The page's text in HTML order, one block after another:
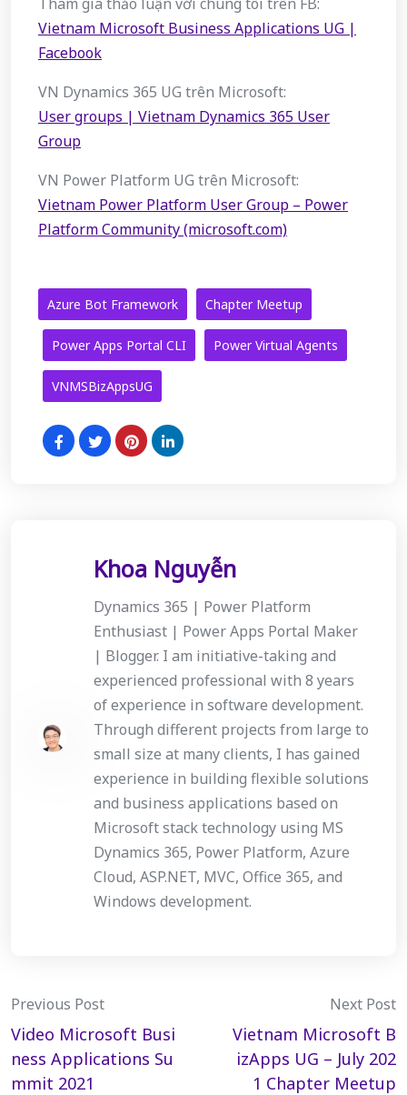
Vietnam Microsoft Business Applications UG |
Facebook
VN Dynamics 365 UG trên Microsoft:
User groups | Vietnam Dynamics 365 User
Group
VN Power Platform UG trên Microsoft:
Vietnam Power Platform User Group – Power
Platform Community (microsoft.com)
Azure Bot Framework Chapter Meetup
Power Apps Portal CLI Power Virtual Agents
VNMSBizAppsUG
Khoa Nguyễn
Dynamics 365 | Power Platform
Enthusiast | Power Apps Portal Maker
| Blogger. I am initiative-taking and
experienced professional with 8 years
of experience in software development.
Through different projects from large to
small size at many clients, I has gained
experience in building flexible solutions
and business applications based on
Microsoft stack technology using MS
Dynamics 365, Power Platform, Azure
Cloud, ASP.NET, MVC, Office 365, and
Windows development.
Post
navigation
Previous Post
Video Microsoft Busi
ness Applications Su
mmit 2021
Next Post
Vietnam Microsoft B
izApps UG – July 202
1 Chapter Meetup